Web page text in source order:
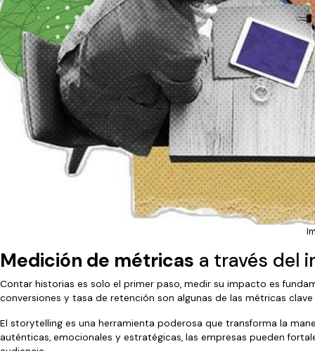
Medición de métricas a través del
Contar historias es solo el primer paso, medir su impacto es
conversiones y tasa de retención son algunas de las métricas
El storytelling es una herramienta poderosa que transforma la
auténticas, emocionales y estratégicas, las empresas pueden